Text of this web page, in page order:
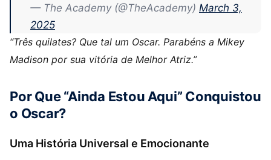
— The Academy (@TheAcademy) March 3,
2025
“Três quilates? Que tal um Oscar. Parabéns a Mikey
Madison por sua vitória de Melhor Atriz.”
Por Que “Ainda Estou Aqui” Conquistou
o Oscar?
Uma História Universal e Emocionante